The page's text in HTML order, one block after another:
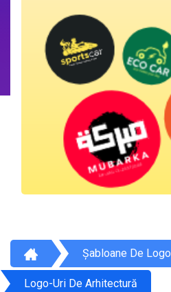
Șabloane De Logo
Logo-Uri De Arhitectură